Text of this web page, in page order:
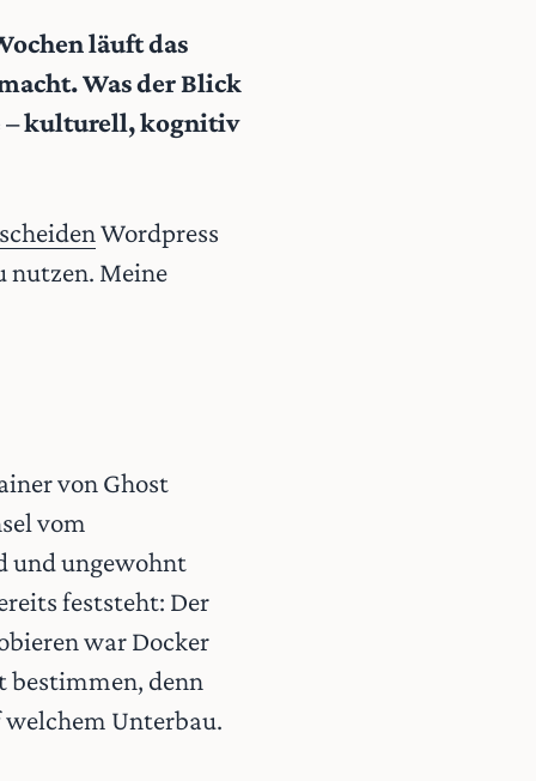
läuft das
Was der Blick
– kulturell, kognitiv
Wordpress
nutzen. Meine
von Ghost
vom
und ungewohnt
feststeht: Der
war Docker
bestimmen, denn
Unterbau.